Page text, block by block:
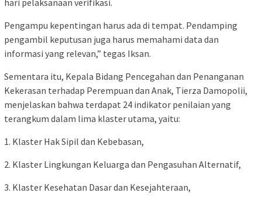
Pengampu kepentingan harus ada di tempat. Pendamping
pengambil keputusan juga harus memahami data dan
informasi yang relevan,” tegas Iksan.
Sementara itu, Kepala Bidang Pencegahan dan Penanganan
Kekerasan terhadap Perempuan dan Anak, Tierza Damopolii,
menjelaskan bahwa terdapat 24 indikator penilaian yang
terangkum dalam lima klaster utama, yaitu:
1. Klaster Hak Sipil dan Kebebasan,
2. Klaster Lingkungan Keluarga dan Pengasuhan Alternatif,
3. Klaster Kesehatan Dasar dan Kesejahteraan,